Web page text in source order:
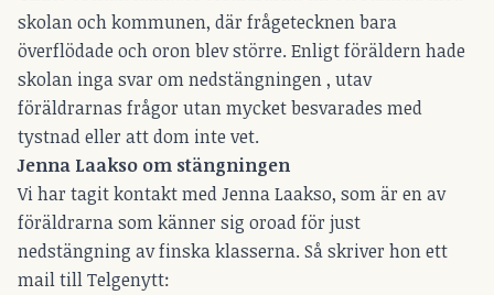
skolan och kommunen, där frågetecknen bara
överflödade och oron blev större. Enligt föräldern hade
skolan inga svar om nedstängningen , utav
föräldrarnas frågor utan mycket besvarades med
tystnad eller att dom inte vet.
Jenna Laakso om stängningen
Vi har tagit kontakt med Jenna Laakso, som är en av
föräldrarna som känner sig oroad för just
nedstängning av finska klasserna. Så skriver hon ett
mail till Telgenytt: